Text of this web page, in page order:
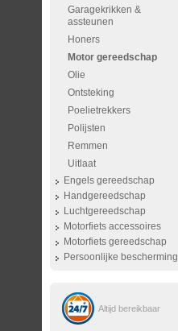
Garagekrikken &
assteunen
Honers
Motor gereedschap
Olie
Ontsteking
Poelietrekkers
Polijsten
Remmen
Uitlaat
Engels gereedschap
Handgereedschap
Luchtgereedschap
Motorfiets accessoires
Motorfiets gereedschap
Persoonlijke bescherming
Altijd bereikbaar